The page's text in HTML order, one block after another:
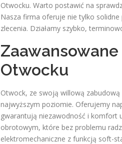
Otwocku. Warto postawić na
Nasza firma oferuje nie tylko
zlecenia. Działamy szybko,
Otwocku
Otwock, ze swoją willową
najwyższym poziomie. Oferujemy
gwarantują niezawodność i komfort
obrotowym, które bez problemu
elektromechaniczne z funkcją soft-